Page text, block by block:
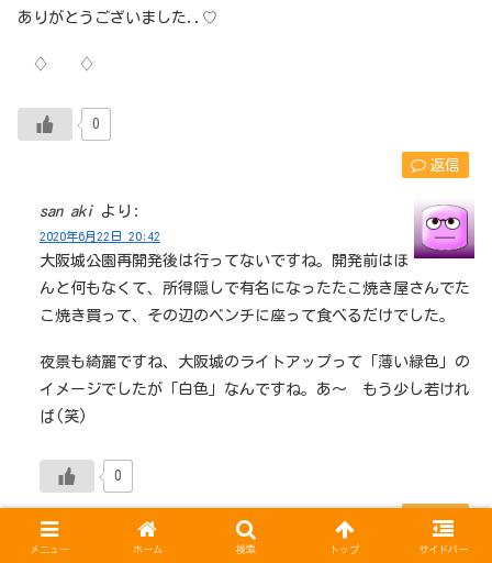
ありがとうございました..♡
♢ ♢
0
返信
san aki より:
2020年6月22日 20:42
大阪城公園再開発後は行ってないですね。開発前はほ
んと何もなくて、所得隠しで有名になったたこ焼き屋さんでた
こ焼き買って、その辺のベンチに座って食べるだけでした。
夜景も綺麗ですね、大阪城のライトアップって「薄い緑色」の
イメージでしたが「白色」なんですね。あ～ もう少し若けれ
ば(笑)
0
返信
メニュー ホーム 検索 トップ サイドバー